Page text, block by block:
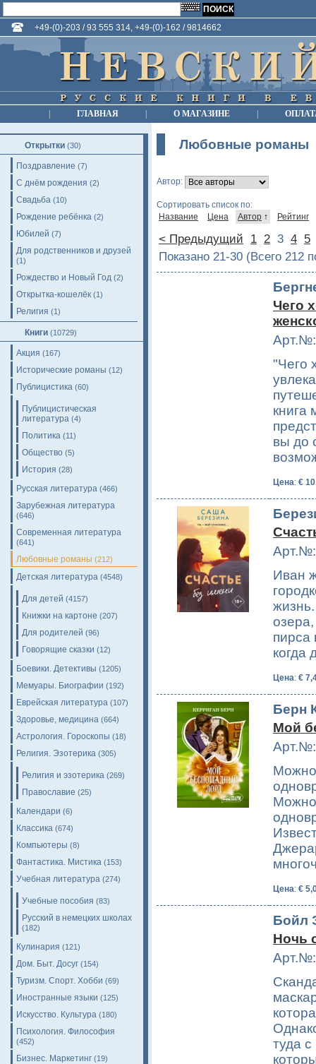
+49-(0)-203 / 93 555 314, +49-(0)-162 / 9814662
ГЛАВНАЯ О МАГАЗИНЕ
Открытки (30)
Поздравление (7)
С днём рождения (2)
Свадьба (10)
Рождение ребёнка (2)
Юбилей (7)
Для родственников и друзей
(1)
Рождество и Новый Год (2)
Открытка-кошелёк (1)
Религия (1)
Книги (10729)
Акция (167)
Исторические романы (12)
Публицистика (60)
Публицистическая
литература (4)
Политика (11)
Общество (5)
История (28)
Русская литература (466)
Зарубежная литература
(646)
Современная литература
(641)
Любовные романы (212)
Детская литература (4548)
Для детей (4157)
Книжки на картоне (207)
Для родителей (96)
Говорящие сказки (12)
Боевики. Детективы (1205)
Мемуары. Биографии (192)
Еврейская литература (107)
Здоровье, медицина (664)
Астрология. Гороскопы (18)
Религия. Эзотерика (305)
Религия и эзотерика (269)
Православие (25)
Календари (6)
Классика (674)
Компьютеры (8)
Фантастика. Мистика (153)
Учебная литература (274)
Учебные пособия (83)
Русский в немецких школах
(182)
Кулинария (121)
Дом. Быт. Досуг (154)
Туризм. Спорт. Хобби (69)
Иностранные языки (125)
Искусство. Культура (180)
Психология. Философия
(452)
Бизнес. Маркетинг (19)
Любовные романы
Автор:
Сортировать список по:
Название
Цена Автор ↑ Рейтинг
< Предыдущий 1 2 3 4 5
Показано 21-30 (Всего 212
Чего
"Чего
книга
вы до
Цена: €
Иван
пирса
когда
Цена: €
Берн
Мой
Цена: €
Бойл
Ночь
туда